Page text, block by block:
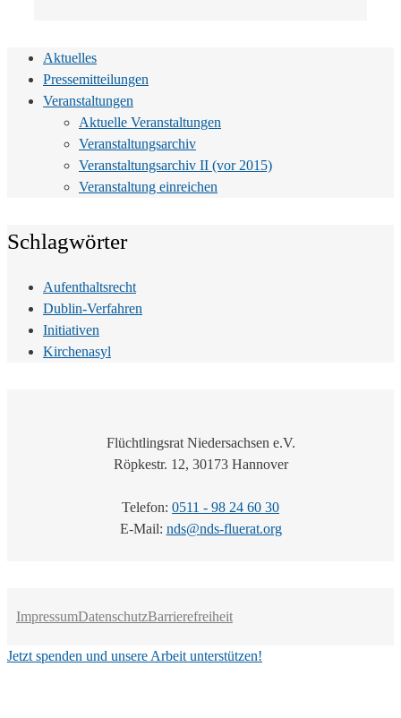
Aktuelles
Pressemitteilungen
Veranstaltungen
Aktuelle Veranstaltungen
Veranstaltungsarchiv
Veranstaltungsarchiv II (vor 2015)
Veranstaltung einreichen
Schlagwörter
Aufenthaltsrecht
Dublin-Verfahren
Initiativen
Kirchenasyl
Flüchtlingsrat Niedersachsen e.V.
Röpkestr. 12, 30173 Hannover
Telefon: 0511 - 98 24 60 30
E-Mail: nds@nds-fluerat.org
ImpressumDatenschutzBarrierefreiheit
Jetzt spenden und unsere Arbeit unterstützen!